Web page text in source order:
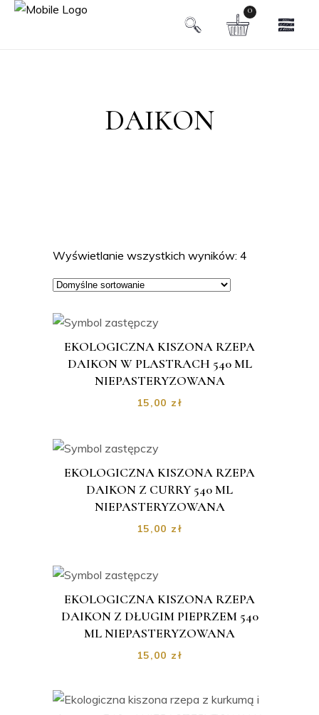
0
DAIKON
Wyświetlanie wszystkich wyników: 4
EKOLOGICZNA KISZONA RZEPA
DAIKON W PLASTRACH 540 ML
NIEPASTERYZOWANA
15,00 zł
EKOLOGICZNA KISZONA RZEPA
DAIKON Z CURRY 540 ML
NIEPASTERYZOWANA
15,00 zł
EKOLOGICZNA KISZONA RZEPA
DAIKON Z DŁUGIM PIEPRZEM 540
ML NIEPASTERYZOWANA
15,00 zł